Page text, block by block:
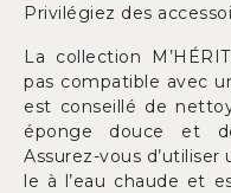
Privilégiez des
La collection
pas compatible avec
est conseillé de
éponge douce et
Assurez-vous
le à l’eau chaude et